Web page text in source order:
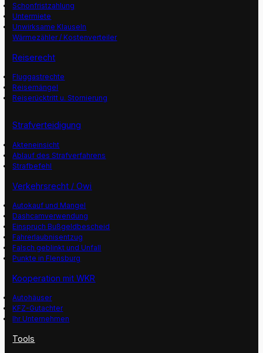
Schonfristzahlung
Untermiete
Unwirksame Klauseln
Wärmezähler / Kostenverteiler
Reiserecht
Fluggastrechte
Reisemängel
Reiserücktritt u. Stornierung
Strafverteidigung
Akteneinsicht
Ablauf des Strafverfahrens
Strafbefehl
Verkehrsrecht / Owi
Autokauf und Mangel
Dashcamverwendung
Einspruch Bußgeldbescheid
Fahrerlaubnisentzug
Falsch geblinkt und Unfall
Punkte in Flensburg
Kooperation mit WKR
Autohäuser
KFZ-Gutachter
Ihr Unternehmen
Tools